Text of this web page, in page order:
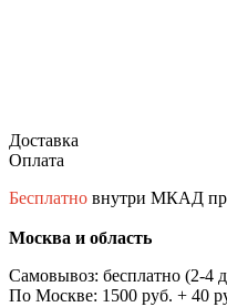
Доставка
Оплата
Бесплатно внутри МКАД при
Москва и область
Самовывоз: бесплатно (2-4
По Москве: 1500 руб. + 40